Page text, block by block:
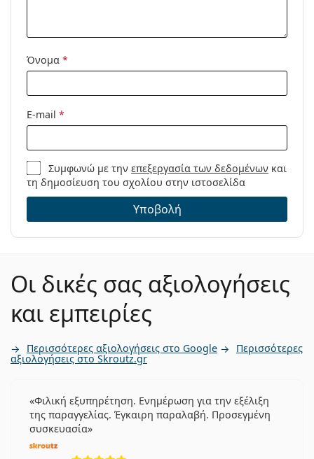
Όνομα *
E-mail *
Συμφωνώ με τηνεπεξεργασία των δεδομένων και
τη δημοσίευση του σχολίου στην ιστοσελίδα
Υποβολή
Οι δικές σας αξιολογήσεις
και εμπειρίες
Περισσότερες αξιολογήσεις στο Google Περισσότερες
αξιολογήσεις στο Skroutz.gr
Φιλική εξυπηρέτηση. Ενημέρωση για την εξέλιξη
της παραγγελίας. Έγκαιρη παραλαβή. Προσεγμένη
συσκευασία